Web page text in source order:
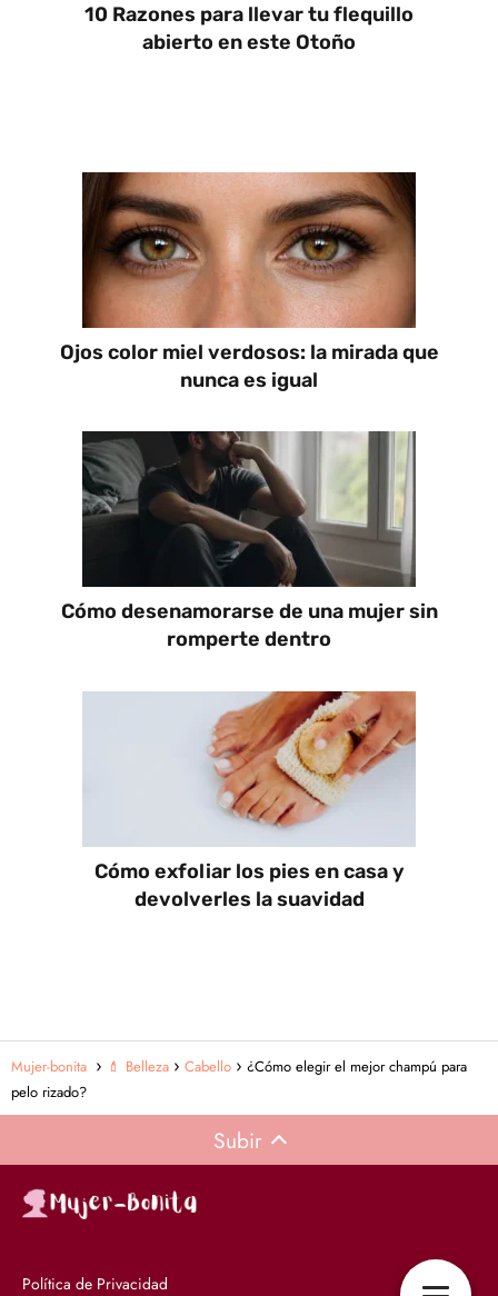
10 Razones para llevar tu flequillo
abierto en este Otoño
Ojos color miel verdosos: la mirada que
nunca es igual
Cómo desenamorarse de una mujer sin
romperte dentro
Cómo exfoliar los pies en casa y
devolverles la suavidad
Mujer-bonita 💄 Belleza Cabello
¿Cómo elegir el mejor champú para
pelo rizado?
Subir
Política de Privacidad